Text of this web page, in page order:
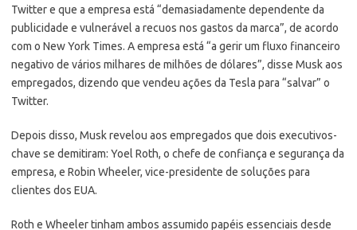
Twitter e que a empresa está “demasiadamente dependente da
publicidade e vulnerável a recuos nos gastos da marca”, de acordo
com o New York Times. A empresa está “a gerir um fluxo financeiro
negativo de vários milhares de milhões de dólares”, disse Musk aos
empregados, dizendo que vendeu ações da Tesla para “salvar” o
Twitter.
Depois disso, Musk revelou aos empregados que dois executivos-
chave se demitiram: Yoel Roth, o chefe de confiança e segurança da
empresa, e Robin Wheeler, vice-presidente de soluções para
clientes dos EUA.
Roth e Wheeler tinham ambos assumido papéis essenciais desde